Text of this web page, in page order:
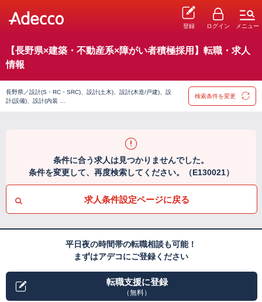
登録 ログイン メニュー
【長野県×建築・不動産系×障がい者積極採用】転職・求人
情報
長野県／設計(S・RC・SRC)、設計(土木)、設計(木造/戸建)、設
計(設備)、設計(内装 …
検索条件を変更
条件に合う求人は見つかりませんでした。
条件を変更して、再度検索してください。（E130021）
求人条件設定ページに戻る
平日夜の時間帯の転職相談も可能！
まずはアデコにご登録ください
転職支援に登録
（無料）